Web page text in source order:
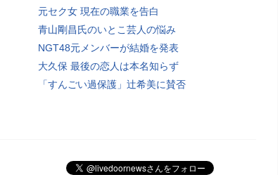
元セク女 現在の職業を告白
青山剛昌氏のいとこ芸人の悩み
NGT48元メンバーが結婚を発表
大久保 最後の恋人は本名知らず
「すんごい過保護」辻希美に賛否